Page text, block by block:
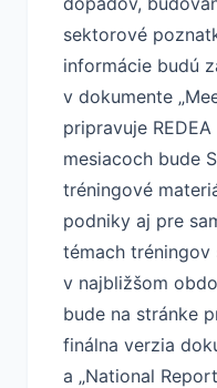
sektorové
informácie budú
v dokumente
pripravuje
mesiacoch bude
tréningové
podniky aj pre
témach tréningov
v najbližšom
bude na stránke
finálna verzia
a „National